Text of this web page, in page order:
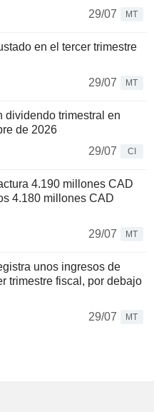
29/07
MT
en el tercer trimestre
29/07
MT
dividendo trimestral en
de 2026
29/07
CI
4.190 millones CAD
4.180 millones CAD
29/07
MT
unos ingresos de
trimestre fiscal, por debajo
29/07
MT